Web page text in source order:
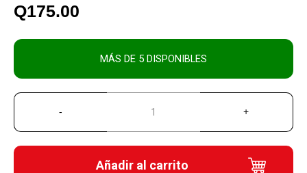
Q175.00
MÁS DE 5 DISPONIBLES
Añadir al carrito